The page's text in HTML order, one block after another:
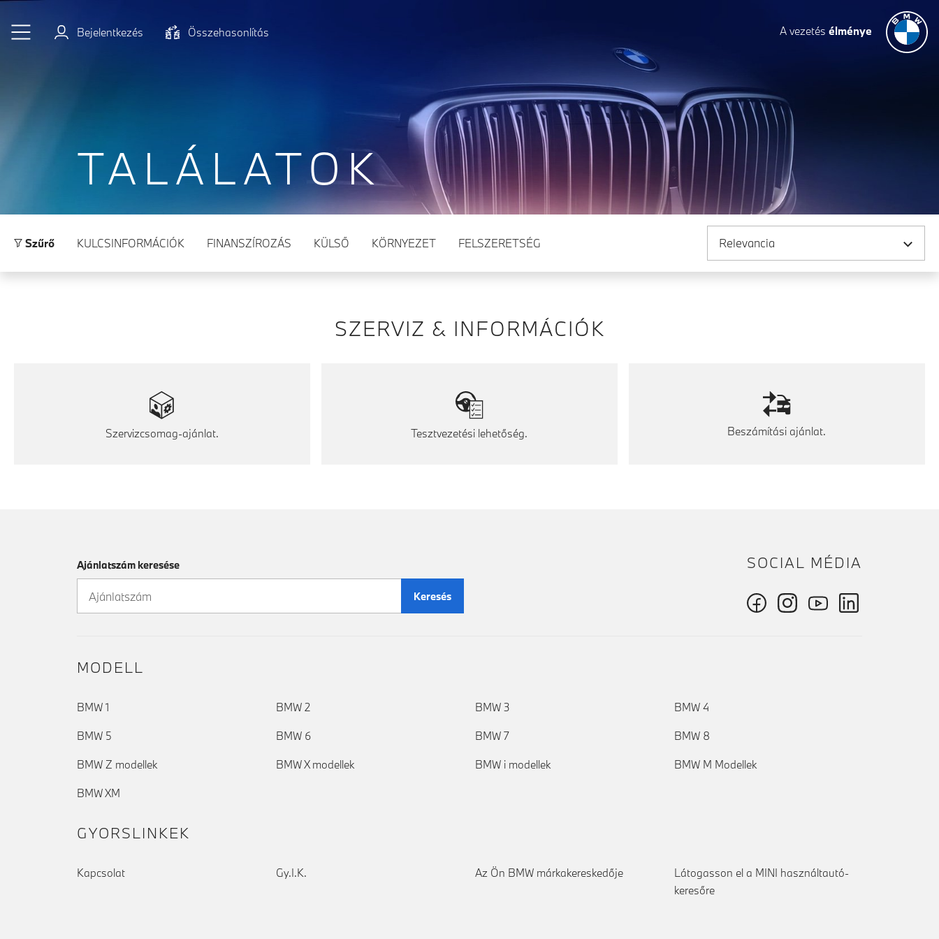
Bejelentkezés
Összehasonlítás A vezetés élménye
TALÁLATOK
Szűrő KULCSINFORMÁCIÓK FINANSZÍROZÁS KÜLSŐ KÖRNYEZET FELSZERETSÉG
SZERVIZ & INFORMÁCIÓK
Szervizcsomag-ajánlat. Tesztvezetési lehetőség. Beszámítási ajánlat.
Ajánlatszám keresése
Keresés
SOCIAL MÉDIA
MODELL
BMW 1 BMW 2 BMW 3 BMW 4
BMW 5 BMW 6 BMW 7 BMW 8
BMW Z modellek BMW X modellek BMW i modellek BMW M Modellek
BMW XM
GYORSLINKEK
Kapcsolat Gy.I.K. Az Ön BMW márkakereskedője
Látogasson el a MINI használtautó-
keresőre